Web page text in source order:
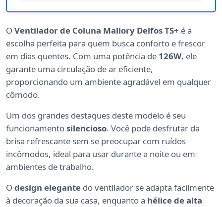
O Ventilador de Coluna Mallory Delfos TS+ é a
escolha perfeita para quem busca conforto e frescor
em dias quentes. Com uma potência de 126W, ele
garante uma circulação de ar eficiente,
proporcionando um ambiente agradável em qualquer
cômodo.
Um dos grandes destaques deste modelo é seu
funcionamentosilencioso. Você pode desfrutar da
brisa refrescante sem se preocupar com ruídos
incômodos, ideal para usar durante a noite ou em
ambientes de trabalho.
O design elegante do ventilador se adapta facilmente
à decoração da sua casa, enquanto a hélice de alta